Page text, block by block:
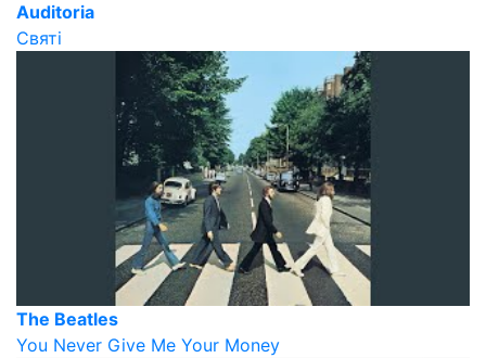
Auditoria
Святі
The Beatles
You Never Give Me Your Money